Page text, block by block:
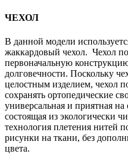
ЧЕХОЛ
В данной модели
жаккардовый чехол. Чехол
первоначальную
долговечности. Поскольку
целостным изделием, чехол
сохранять ортопедические
универсальная и приятная
состоящая из экологически
технология плетения нитей
рисунки на ткани, без
цвета.